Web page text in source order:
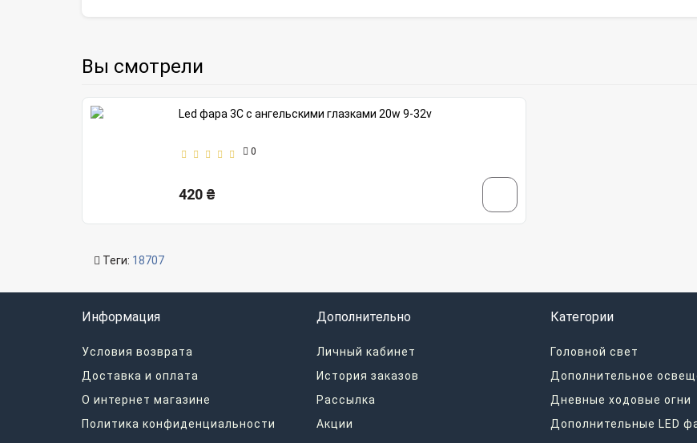
Вы смотрели
Led фара 3С с ангельскими глазками 20w 9-32v
0
420 ₴
Теги: 18707
Информация
Условия возврата
Доставка и оплата
О интернет магазине
Политика конфиденциальности
Дополнительно
Личный кабинет
История заказов
Рассылка
Акции
Категории
Головной свет
Дополнительное
Дневные ходовые огни
Дополнительные LED